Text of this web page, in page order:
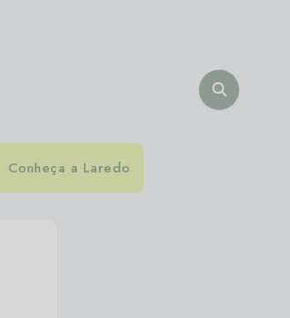
Conheça a Laredo